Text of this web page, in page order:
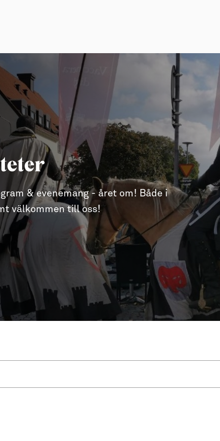
& evenemang - året om! Både i
välkommen till oss!